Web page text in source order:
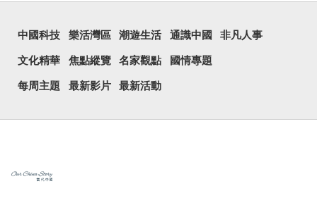
中國科技 樂活灣區 潮遊生活 通識中國 非凡人事
文化精華 焦點縱覽 名家觀點 國情專題
每周主題 最新影片 最新活動